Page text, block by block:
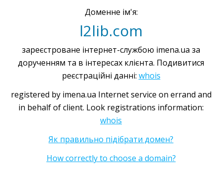
Доменне ім'я:
l2lib.com
зареєстроване інтернет-службою imena.ua за
дорученням та в інтересах клієнта. Подивитися
реєстраційні данні: whois
registered by imena.ua Internet service on errand and
in behalf of client. Look registrations information:
whois
Як правильно підібрати домен?
How correctly to choose a domain?